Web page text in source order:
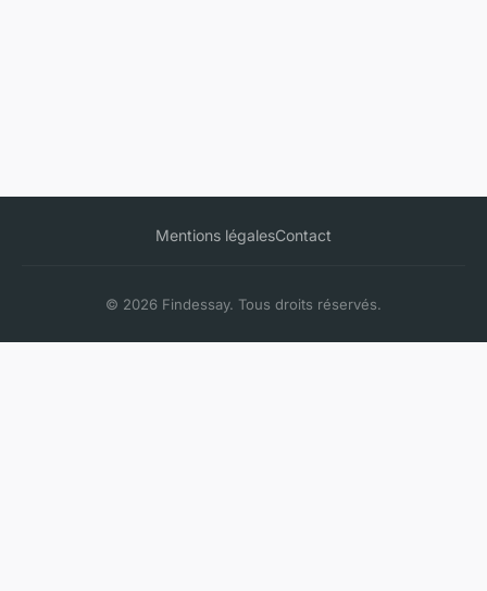
Mentions légalesContact
© 2026 Findessay. Tous droits réservés.